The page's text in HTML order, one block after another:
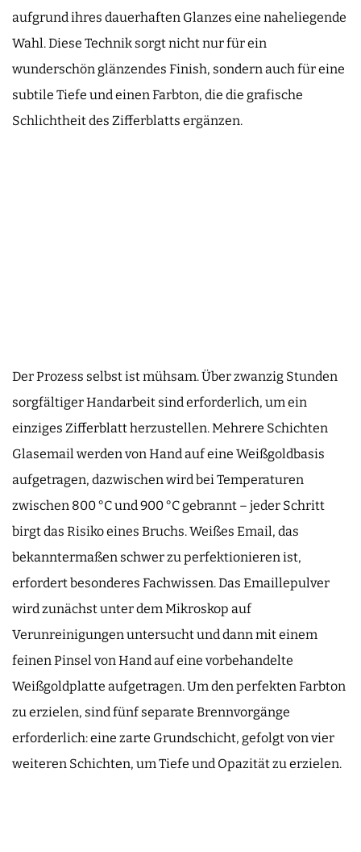
aufgrund ihres dauerhaften Glanzes eine naheliegende
Wahl. Diese Technik sorgt nicht nur für ein
wunderschön glänzendes Finish, sondern auch für eine
subtile Tiefe und einen Farbton, die die grafische
Schlichtheit des Zifferblatts ergänzen.
Der Prozess selbst ist mühsam. Über zwanzig Stunden
sorgfältiger Handarbeit sind erforderlich, um ein
einziges Zifferblatt herzustellen. Mehrere Schichten
Glasemail werden von Hand auf eine Weißgoldbasis
aufgetragen, dazwischen wird bei Temperaturen
zwischen 800 °C und 900 °C gebrannt – jeder Schritt
birgt das Risiko eines Bruchs. Weißes Email, das
bekanntermaßen schwer zu perfektionieren ist,
erfordert besonderes Fachwissen. Das Emaillepulver
wird zunächst unter dem Mikroskop auf
Verunreinigungen untersucht und dann mit einem
feinen Pinsel von Hand auf eine vorbehandelte
Weißgoldplatte aufgetragen. Um den perfekten Farbton
zu erzielen, sind fünf separate Brennvorgänge
erforderlich: eine zarte Grundschicht, gefolgt von vier
weiteren Schichten, um Tiefe und Opazität zu erzielen.